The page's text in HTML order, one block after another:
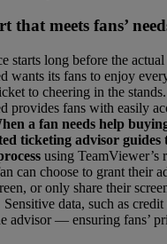
that meets fans’
starts long before the
wants its fans to enjoy
to cheering in the
provides fans with easily
a fan needs help
ticketing advisor guides
using TeamViewer’s
can choose to grant their
or only share their
data, such as
advisor — ensuring fans’